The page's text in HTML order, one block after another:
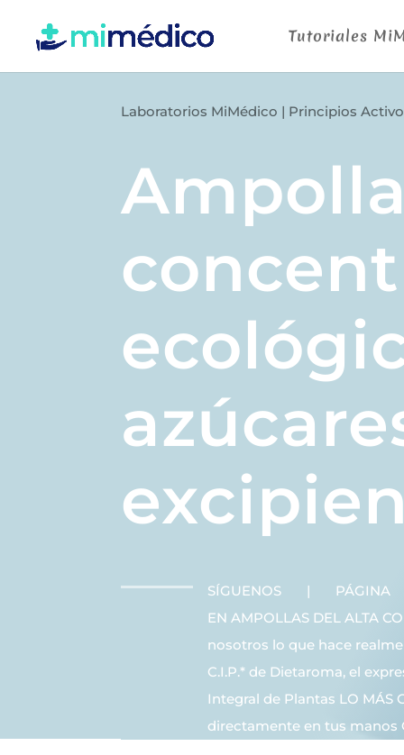
Tutoriales
Laboratorios MiMédico | Principios
SÍGUENOS | PÁGINA |
EN AMPOLLAS DEL ALTA
nosotros lo que hace
C.I.P.* de Dietaroma, el
Integral de Plantas LO MÁS
directamente en tus manos